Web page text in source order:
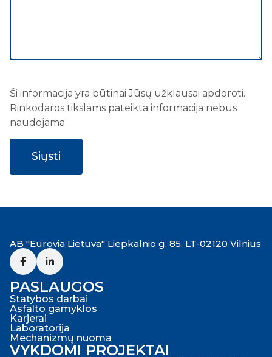
Ši informacija yra būtinai Jūsų užklausai apdoroti.
Rinkodaros tikslams pateikta informacija nebus
naudojama.
AB "Eurovia Lietuva" Liepkalnio g. 85, LT-02120 Vilnius
PASLAUGOS
Statybos darbai
Asfalto gamyklos
Karjerai
Laboratorija
Mechanizmų nuoma
VYKDOMI PROJEKTAI